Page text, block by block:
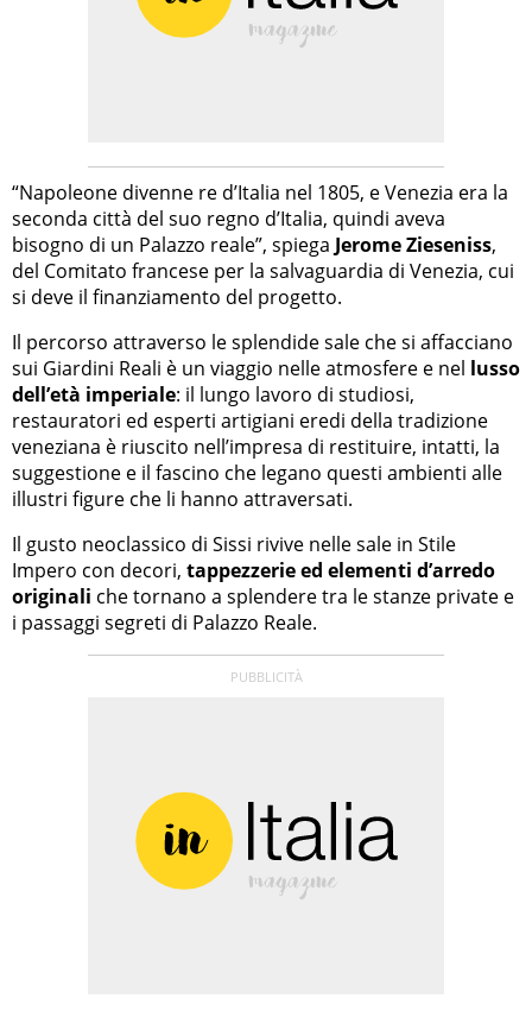
“Napoleone divenne re d’Italia nel 1805, e Venezia era la
seconda città del suo regno d’Italia, quindi aveva
bisogno di un Palazzo reale”, spiega Jerome Zieseniss,
del Comitato francese per la salvaguardia di Venezia, cui
si deve il finanziamento del progetto.
Il percorso attraverso le splendide sale che si affacciano
sui Giardini Reali è un viaggio nelle atmosfere e nel lusso
dell’età imperiale: il lungo lavoro di studiosi,
restauratori ed esperti artigiani eredi della tradizione
veneziana è riuscito nell’impresa di restituire, intatti, la
suggestione e il fascino che legano questi ambienti alle
illustri figure che li hanno attraversati.
Il gusto neoclassico di Sissi rivive nelle sale in Stile
Impero con decori, tappezzerie ed elementi d’arredo
originali che tornano a splendere tra le stanze private e
i passaggi segreti di Palazzo Reale.